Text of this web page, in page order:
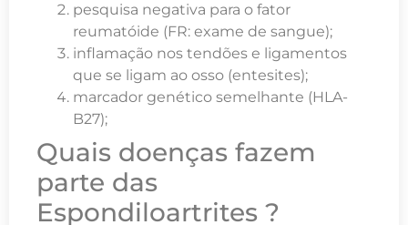
pesquisa negativa para o fator
reumatóide (FR: exame de sangue);
inflamação nos tendões e ligamentos
que se ligam ao osso (entesites);
marcador genético semelhante (HLA-
B27);
Quais doenças fazem
parte das
Espondiloartrites ?